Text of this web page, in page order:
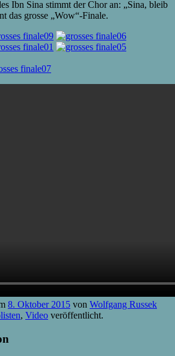
Ibn Sina stimmt der Chor an: „Sina, bleib
das grosse „Wow“-Finale.
8. Oktober 2015 von Wolfgang Russek
, Video veröffentlicht.